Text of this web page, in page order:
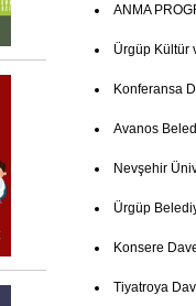
ANMA
Ürgüp Kültür
Konferansa
Avanos
Nevşehir
Ürgüp
Konsere
Tiyatroya